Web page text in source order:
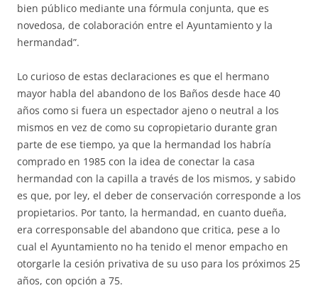
bien público mediante una fórmula conjunta, que es
novedosa, de colaboración entre el Ayuntamiento y la
hermandad”.
Lo curioso de estas declaraciones es que el hermano
mayor habla del abandono de los Baños desde hace 40
años como si fuera un espectador ajeno o neutral a los
mismos en vez de como su copropietario durante gran
parte de ese tiempo, ya que la hermandad los habría
comprado en 1985 con la idea de conectar la casa
hermandad con la capilla a través de los mismos, y sabido
es que, por ley, el deber de conservación corresponde a los
propietarios. Por tanto, la hermandad, en cuanto dueña,
era corresponsable del abandono que critica, pese a lo
cual el Ayuntamiento no ha tenido el menor empacho en
otorgarle la cesión privativa de su uso para los próximos 25
años, con opción a 75.